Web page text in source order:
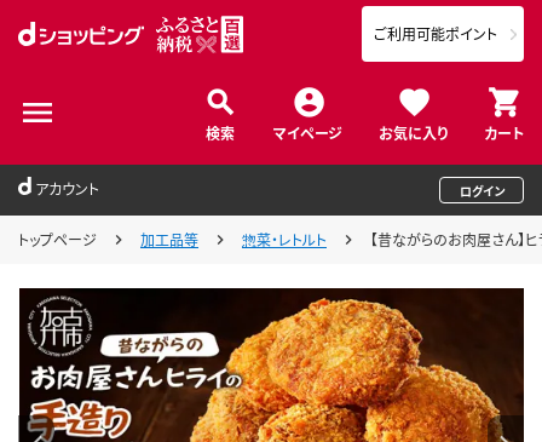
検索 マイページ お気に入り カート
ご利用可能ポイント
アカウント ログイン
トップページ 加工品等 惣菜・レトルト 【昔ながらのお肉屋さん】